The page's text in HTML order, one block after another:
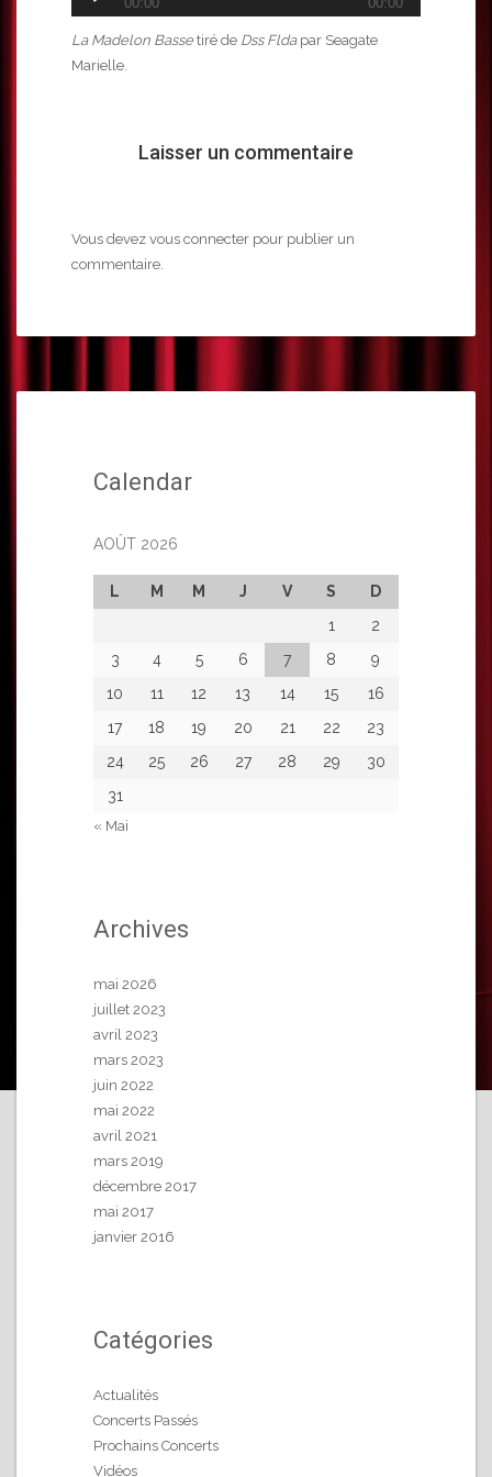
La Madelon Bassetiré de Dss Fldapar Seagate
Marielle.
Laisser un commentaire
Vous devez vous connecter pour publier un
commentaire.
Calendar
AOÛT 2026
L M M J V S
D
1
2
3
4 5 6 7 8
9
10
11 12 13 14 15
16
17
18 19 20 21 22
23
24
25 26 27 28 29
30
31
« Mai
Archives
mai 2026
juillet 2023
avril 2023
mars 2023
juin 2022
mai 2022
avril 2021
mars 2019
décembre 2017
mai 2017
janvier 2016
Catégories
Actualités
Concerts Passés
Prochains Concerts
Vidéos